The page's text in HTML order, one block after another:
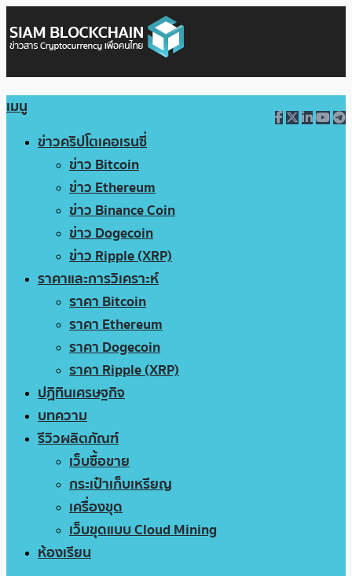
เมนู
ข่าวคริปโตเคอเรนซี่
ข่าว Bitcoin
ข่าว Ethereum
ข่าว Binance Coin
ข่าว Dogecoin
ข่าว Ripple (XRP)
ราคาและการวิเคราะห์
ราคา Bitcoin
ราคา Ethereum
ราคา Dogecoin
ราคา Ripple (XRP)
ปฏิทินเศรษฐกิจ
บทความ
รีวิวผลิตภัณฑ์
เว็บซื้อขาย
กระเป๋าเก็บเหรียญ
เครื่องขุด
เว็บขุดแบบ Cloud Mining
ห้องเรียน